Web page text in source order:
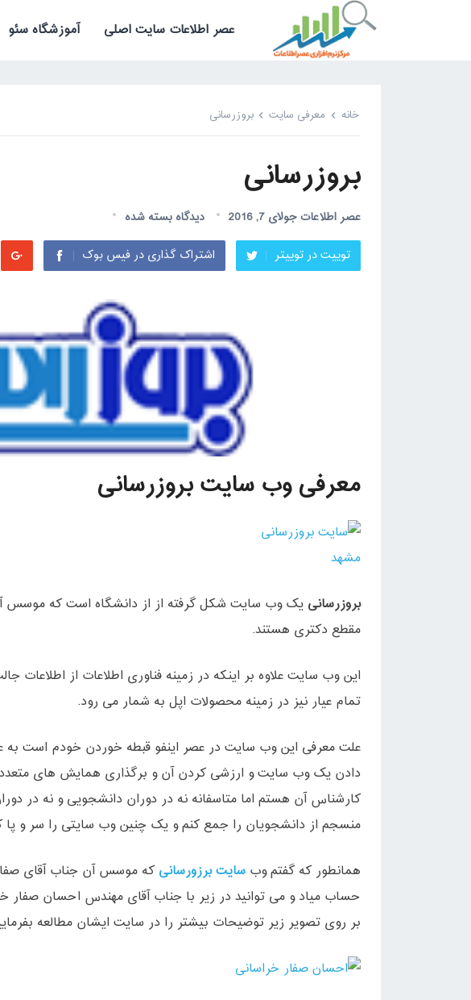
عصر اطلاعات سایت اصلی آموزشگاه سئو
خانه معرفی سایت بروزرسانی
بروزرسانی
عصر اطلاعاتجولای 7, 2016 دیدگاه بسته شده
توییت در توییتر اشتراک گذاری در فیس بوک
معرفی وب سایت بروزرسانی
بروزرسانی یک وب سایت شکل گرفته از از دانشگاه است که موسس
مقطع دکتری هستند.
این وب سایت علاوه بر اینکه در زمینه فناوری اطلاعات از اطلاعات
تمام عیار نیز در زمینه محصولات اپل به شمار می رود.
علت معرفی این وب سایت در عصر اینفو قبطه خوردن خودم است
دادن یک وب سایت و ارزشی کردن آن و برگذاری همایش های متعدد
کارشناس آن هستم اما متاسفانه نه در دوران دانشجویی و نه در
منسجم از دانشجویان را جمع کنم و یک چنین وب سایتی را سر و
همانطور که گفتم وب سایت برزورسانی که موسس آن جناب آقای
حساب میاد و می توانید در زیر با جناب آقای مهندس احسان صفار
بر روی تصویر زیر توضیحات بیشتر را در سایت ایشان مطالعه